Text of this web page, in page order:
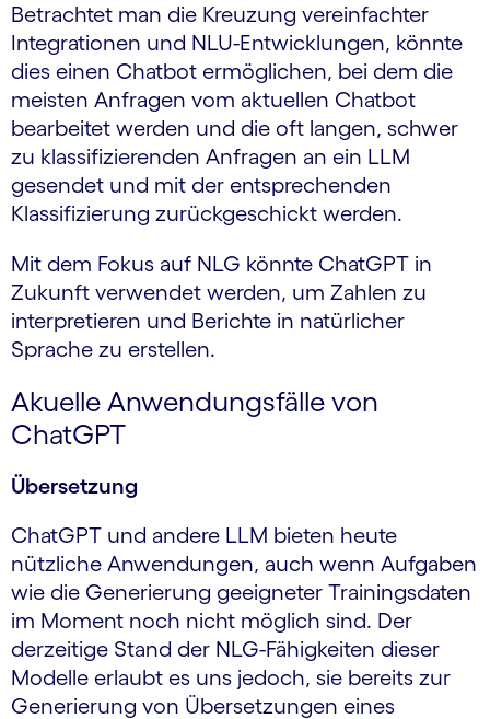
Betrachtet man die Kreuzung vereinfachter
Integrationen und NLU-Entwicklungen, könnte
dies einen Chatbot ermöglichen, bei dem die
meisten Anfragen vom aktuellen Chatbot
bearbeitet werden und die oft langen, schwer
zu klassifizierenden Anfragen an ein LLM
gesendet und mit der entsprechenden
Klassifizierung zurückgeschickt werden.
Mit dem Fokus auf NLG könnte ChatGPT in
Zukunft verwendet werden, um Zahlen zu
interpretieren und Berichte in natürlicher
Sprache zu erstellen.
Akuelle Anwendungsfälle von
ChatGPT
Übersetzung
ChatGPT und andere LLM bieten heute
nützliche Anwendungen, auch wenn Aufgaben
wie die Generierung geeigneter Trainingsdaten
im Moment noch nicht möglich sind. Der
derzeitige Stand der NLG-Fähigkeiten dieser
Modelle erlaubt es uns jedoch, sie bereits zur
Generierung von Übersetzungen eines